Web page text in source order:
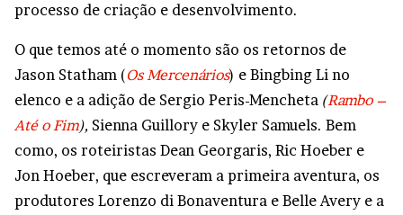
processo de criação e desenvolvimento.
O que temos até o momento são os retornos de
Jason Statham (Os Mercenários) e Bingbing Li no
elenco e a adição de Sergio Peris-Mencheta (Rambo –
Até o Fim), Sienna Guillory e Skyler Samuels. Bem
como, os roteiristas Dean Georgaris, Ric Hoeber e
Jon Hoeber, que escreveram a primeira aventura, os
produtores Lorenzo di Bonaventura e Belle Avery e a